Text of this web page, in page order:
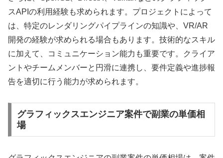
スAPIの利用経験も求められます。プロジェクトによって
は、特定のレンダリングパイプラインの知識や、VR/AR
開発の経験が求められる場合もあります。技術的なスキル
に加えて、コミュニケーション能力も重要です。クライア
ントやチームメンバーと円滑に連携し、要件定義や進捗報
告を適切に行う能力が求められます。
グラフィックスエンジニア案件で副業の単価相
場